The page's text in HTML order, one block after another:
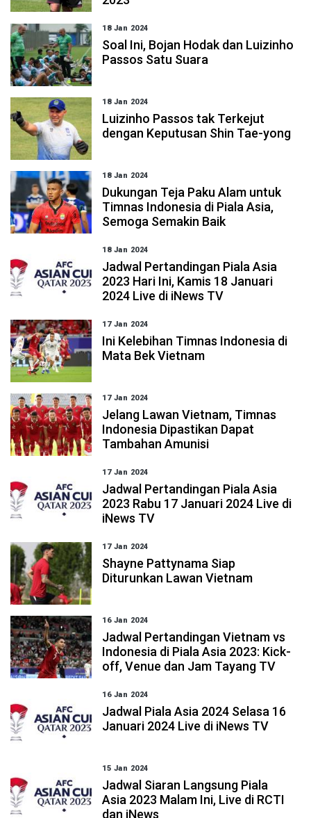
18 Jan 2024
Soal Ini, Bojan Hodak dan Luizinho
Passos Satu Suara
18 Jan 2024
Luizinho Passos tak Terkejut
dengan Keputusan Shin Tae-yong
18 Jan 2024
Dukungan Teja Paku Alam untuk
Timnas Indonesia di Piala Asia,
Semoga Semakin Baik
18 Jan 2024
Jadwal Pertandingan Piala Asia
2023 Hari Ini, Kamis 18 Januari
2024 Live di iNews TV
17 Jan 2024
Ini Kelebihan Timnas Indonesia di
Mata Bek Vietnam
17 Jan 2024
Jelang Lawan Vietnam, Timnas
Indonesia Dipastikan Dapat
Tambahan Amunisi
17 Jan 2024
Jadwal Pertandingan Piala Asia
2023 Rabu 17 Januari 2024 Live di
iNews TV
17 Jan 2024
Shayne Pattynama Siap
Diturunkan Lawan Vietnam
16 Jan 2024
Jadwal Pertandingan Vietnam vs
Indonesia di Piala Asia 2023: Kick-
off, Venue dan Jam Tayang TV
16 Jan 2024
Jadwal Piala Asia 2024 Selasa 16
Januari 2024 Live di iNews TV
15 Jan 2024
Jadwal Siaran Langsung Piala
Asia 2023 Malam Ini, Live di RCTI
dan iNews